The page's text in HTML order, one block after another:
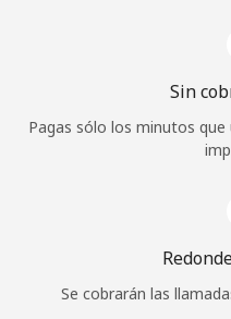
Sin
Pagas sólo los minutos
Se cobrarán las